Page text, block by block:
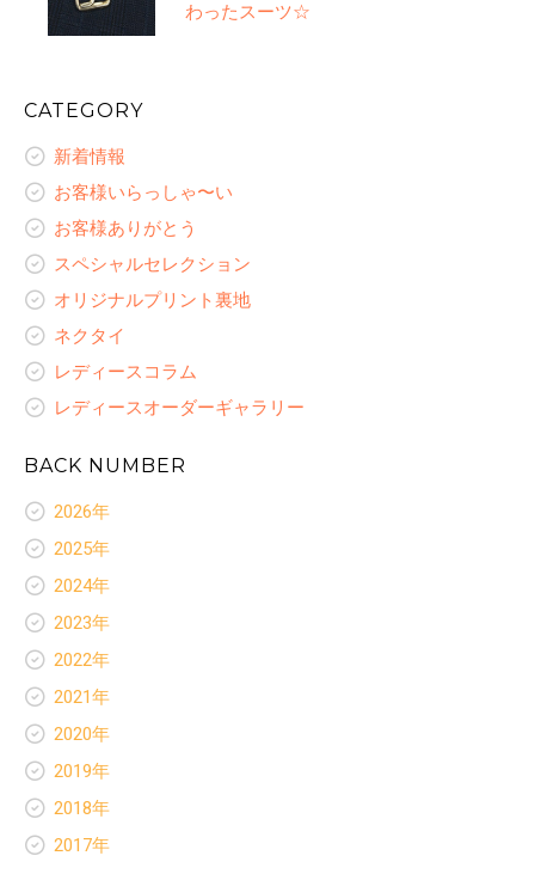
わったスーツ☆
CATEGORY
新着情報
お客様いらっしゃ〜い
お客様ありがとう
スペシャルセレクション
オリジナルプリント裏地
ネクタイ
レディースコラム
レディースオーダーギャラリー
BACK NUMBER
2026年
新着情報
お客様ありがとう
スペシャルセレクション
ネクタイ
レディースコラム
2025年
新着情報
お客様ありがとう
スペシャルセレクション
ネクタイ
レディースコラム
レディースオーダーギャラリー
2024年
新着情報
お客様ありがとう
スペシャルセレクション
オリジナルプリント裏地
ネクタイ
レディースコラム
レディースオーダーギャラリー
2023年
新着情報
お客様ありがとう
スペシャルセレクション
オリジナルプリント裏地
ネクタイ
レディースコラム
レディースオーダーギャラリー
2022年
新着情報
お客様ありがとう
スペシャルセレクション
オリジナルプリント裏地
ネクタイ
レディースコラム
2021年
新着情報
お客様ありがとう
スペシャルセレクション
オリジナルプリント裏地
ネクタイ
2020年
新着情報
お客様ありがとう
スペシャルセレクション
2019年
新着情報
お客様ありがとう
2018年
新着情報
2017年